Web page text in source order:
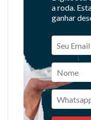
a roda.
ganhar